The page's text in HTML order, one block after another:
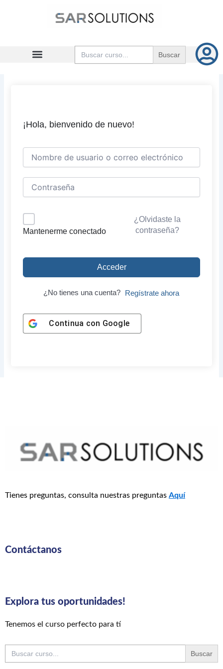
Buscar:
¡Hola, bienvenido de nuevo!
Mantenerme conectado
¿Olvidaste la
contraseña?
Acceder
¿No tienes una cuenta? Regístrate ahora
Continua con Google
Tienes preguntas, consulta nuestras preguntas Aquí
Contáctanos
Explora tus oportunidades!
Tenemos el curso perfecto para tí
Buscar: